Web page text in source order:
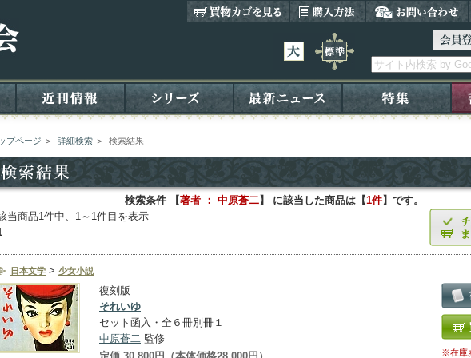
プページ ＞ 詳細検索 ＞ 検索結果
検索条件 【著者 ： 中原蒼二】 に該当した商品は【1件】です。
当商品1件中、1～1件目を表示
日本文学 > 少女小説
復刻版
それいゆ
セット函入・全６冊別冊１
中原蒼二 監修
※在庫